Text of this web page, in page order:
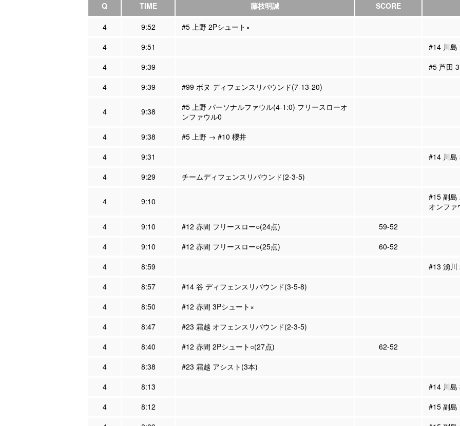
Q TIME 藤枝明誠 SCORE
4 9:52
#5 上野 2Pシュート×
4
9:51
#14 川島
4
9:39
#5 芦田
4
9:39 #99 ボヌ ディフェンスリバウンド(7-13-20)
4 9:38
#5 上野 パーソナルファウル(4-1:0) フリースローオ
ンファウル0
4
9:38
#5 上野 → #10 櫻井
4
9:31
#14 川島
4
9:29 チームディフェンスリバウンド(2-3-5)
4 9:10
#15 副島
オンフ
4
9:10 #12 赤間 フリースロー○(24点)
59-52
4
9:10 #12 赤間 フリースロー○(25点)
60-52
4
8:59
#13 湧川
4
8:57
#14 谷 ディフェンスリバウンド(3-5-8)
4
8:50
#12 赤間 3Pシュート×
4
8:47
#23 霜越 オフェンスリバウンド(2-3-5)
4
8:40 #12 赤間 2Pシュート○(27点)
62-52
4
8:38
#23 霜越 アシスト(3本)
4
8:13
#14 川島
4
8:12
#15 副島